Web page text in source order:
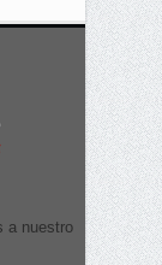
a nuestro